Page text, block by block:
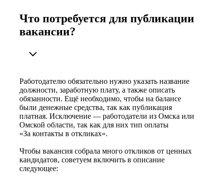
Что потребуется для публикации
вакансии?
Работодателю обязательно нужно указать название
должности, заработную плату, а также описать
обязанности. Ещё необходимо, чтобы на балансе
были денежные средства, так как публикация
платная. Исключение — работодатели из Омска или
Омской области, так как для них тип оплаты
«За контакты в откликах».
Чтобы вакансия собрала много откликов от ценных
кандидатов, советуем включить в описание
следующее: